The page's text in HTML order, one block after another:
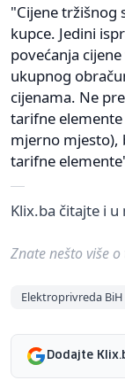
"Cijene tržišnog
kupce. Jedini
povećanja
ukupnog
cijenama. Ne
tarifne
mjerno mjesto),
tarifne
Klix.ba čitajte i u
Znate nešto više
Elektroprivreda BiH
Dodajte